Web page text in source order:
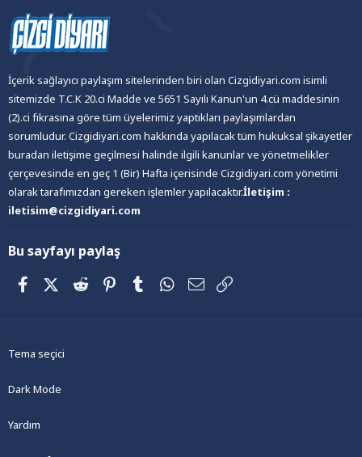
İçerik sağlayıcı paylaşım sitelerinden biri olan Cizgidiyari.com isimli
sitemizde T.C.K 20.ci Madde ve 5651 Sayılı Kanun'un 4.cü maddesinin
(2).ci fıkrasına göre tüm üyelerimiz yaptıkları paylaşımlardan
sorumludur. Cizgidiyari.com hakkında yapılacak tüm hukuksal şikayetler
buradan iletişime geçilmesi halinde ilgili kanunlar ve yönetmelikler
çerçevesinde en geç 1 (Bir) Hafta içerisinde Cizgidiyari.com yönetimi
olarak tarafımızdan gereken işlemler yapılacaktır.İletişim :
iletisim@cizgidiyari.com
Bu sayfayı paylaş
FacebookX (Twitter)
Reddit PinterestTumblrWhatsApp
E-posta
Tema seçici
Dark Mode
Yardım